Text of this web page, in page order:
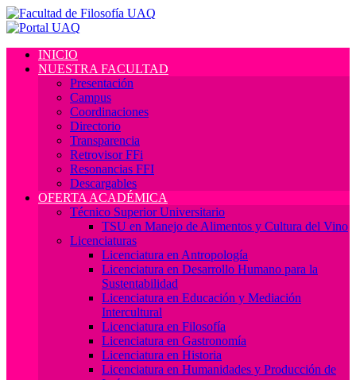
INICIO
NUESTRA FACULTAD
Presentación
Campus
Coordinaciones
Directorio
Transparencia
Retrovisor FFi
Resonancias FFI
Descargables
OFERTA ACADÉMICA
Técnico Superior Universitario
TSU en Manejo de Alimentos y Cultura del Vino
Licenciaturas
Licenciatura en Antropología
Licenciatura en Desarrollo Humano para la
Sustentabilidad
Licenciatura en Educación y Mediación
Intercultural
Licenciatura en Filosofía
Licenciatura en Gastronomía
Licenciatura en Historia
Licenciatura en Humanidades y Producción de